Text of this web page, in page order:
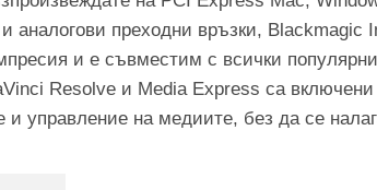
преходни връзки, Blackmagic
и е съвместим с всички
Resolve и Media Express са включени
управление на медиите, без да се